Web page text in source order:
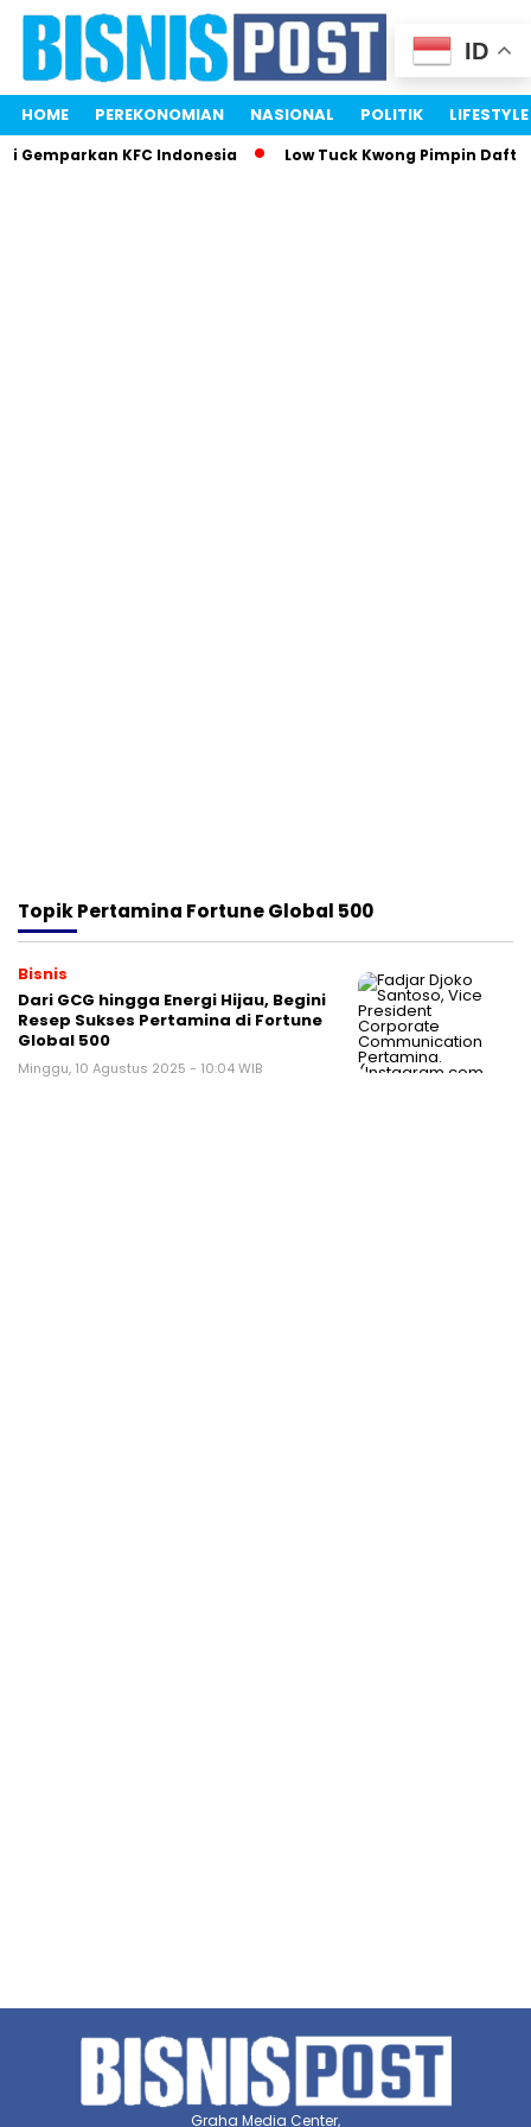
HOME PEREKONOMIAN NASIONAL POLITIK LIFESTYLE
Gemparkan KFC Indonesia Low Tuck Kwong Pimpin
TopikPertamina Fortune Global 500
Bisnis
Dari GCG hingga Energi Hijau, Begini
Resep Sukses Pertamina di Fortune
Global 500
Minggu, 10 Agustus 2025 - 10:04 WIB
ID
Graha Media Center,